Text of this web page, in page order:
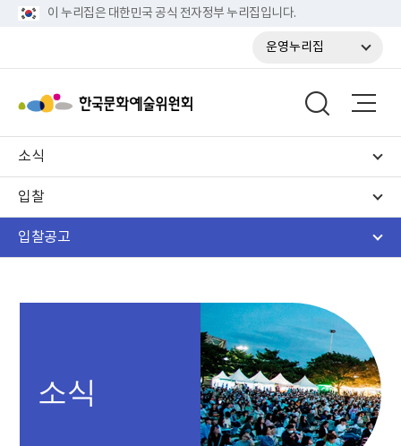
이 누리집은 대한민국 공식 전자정부 누리집입니다.
운영누리집
소식
입찰
입찰공고
소식